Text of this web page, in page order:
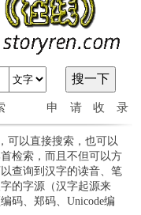
申请收录
可以直接搜索，也可以
检索，而且不但可以方
查询到汉字的读音、笔
的字源（汉字起源来
码、郑码、Unicode编